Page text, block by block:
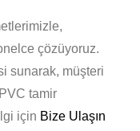
çözüyoruz.
sunarak, müşteri
tamir
için Bize Ulaşın